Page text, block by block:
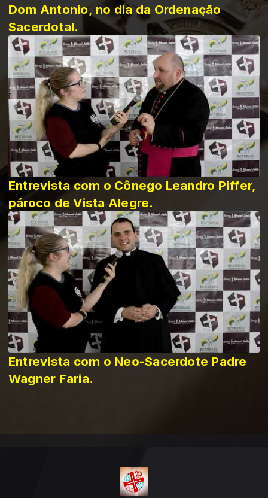
Dom Antonio, no dia da Ordenação
Sacerdotal.
Entrevista com o Cônego Leandro Piffer,
pároco de Vista Alegre.
Entrevista com o Neo-Sacerdote Padre
Wagner Faria.